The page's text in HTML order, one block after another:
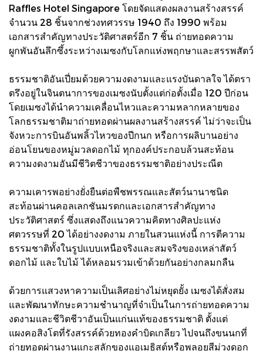
Raffles Hotel Singapore โดยจัดแสดงผลงานสร้างสรรค์
จำนวน 28 ชิ้นจากช่วงทศวรรษ 1940 ถึง 1990 พร้อม
เอกสารสำคัญทางประวัติศาสตร์อีก 7 ชิ้น ถ่ายทอดความ
ผูกพันอันลึกซึ้งระหว่างเมซงกับโลกแห่งพฤกษาและสรรพสัตว์
ธรรมชาติอันเปี่ยมด้วยความงดงามและแรงบันดาลใจ ได้ตรา
ตรึงอยู่ในจินตนาการของเมซงนับตั้งแต่ก่อตั้งเมื่อ 120 ปีก่อน
โดยเมซงได้นำความเคลื่อนไหวและความหลากหลายของ
โลกธรรมชาติมาถ่ายทอดผ่านผลงานสร้างสรรค์ ไม่ว่าจะเป็น
จังหวะการบินอันพลิ้วไหวของปีกนก หรือการผลิบานอย่าง
อ่อนโยนของหมู่มวลดอกไม้ ทุกองค์ประกอบล้วนสะท้อน
ความงดงามอันมีชีวิตชีวาของธรรมชาติอย่างประณีต
ความเคารพอย่างยั่งยืนต่อพืชพรรณและสัตว์นานาชนิด
สะท้อนผ่านคอลเลกชันมรดกและเอกสารสำคัญทาง
ประวัติศาสตร์ ซึ่งแสดงถึงแนวความคิดทางศิลปะแห่ง
ศตวรรษที่ 20 ได้อย่างงดงาม ภายในสวนแห่งนี้ การตีความ
ธรรมชาติทั้งในรูปแบบเหนือจริงและสมจริงของเหล่าสัตว์
ดอกไม้ และใบไม้ ได้หลอมรวมเข้าด้วยกันอย่างกลมกลืน
ด้วยการแสวงหาความเป็นเลิศอย่างไม่หยุดยั้ง เมซงได้สั่งสม
และพัฒนาทักษะความชำนาญที่จำเป็นในการถ่ายทอดความ
งดงามและชีวิตชีวาอันเป็นแก่นแท้ของธรรมชาติ ตั้งแต่
แผงคอสิงโตที่รังสรรค์ด้วยทองคำบิดเกลียว ไปจนถึงขนนกที่
ถ่ายทอดผ่านงานแกะสลักของแอเมธิสต์หรือพลอยสีม่วงดอก